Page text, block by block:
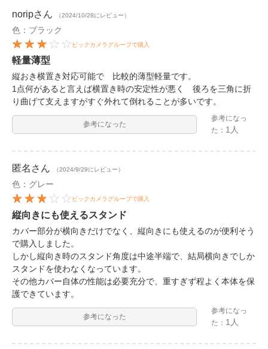
noripさん （2024/10/28にレビュー）
色：ブラック
ビックカメラグループで購入
軽量薄型
縦おき横置き対応可能で 比較的薄型軽量です。
1点何があると言えば横置き時の安定性が悪く 後ろを三角に折
り曲げて支えますがすぐ外れて倒れることが多いです。
参考になった
参考になっ
た： 1人
匿名 さん （2024/9/29にレビュー）
色：グレー
ビックカメラグループで購入
縦向きにも使えるスタンド
カバー部分が横向きだけでなく、縦向きにも使えるのが便利そう
で購入しました。
しかし縦向き時のスタンド角度は中途半端で、結局横向きでしか
スタンドを使わなくなっています。
その他カバー自体の性能は必要充分で、重すぎず程よく本体を保
護できています。
参考になった
参考になっ
た： 1人